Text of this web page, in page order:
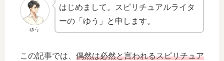
ゆう
はじめまして。スピリチュアルライタ
ーの「ゆう」と申します。
この記事では、 偶然は必然と言われるスピリチュア